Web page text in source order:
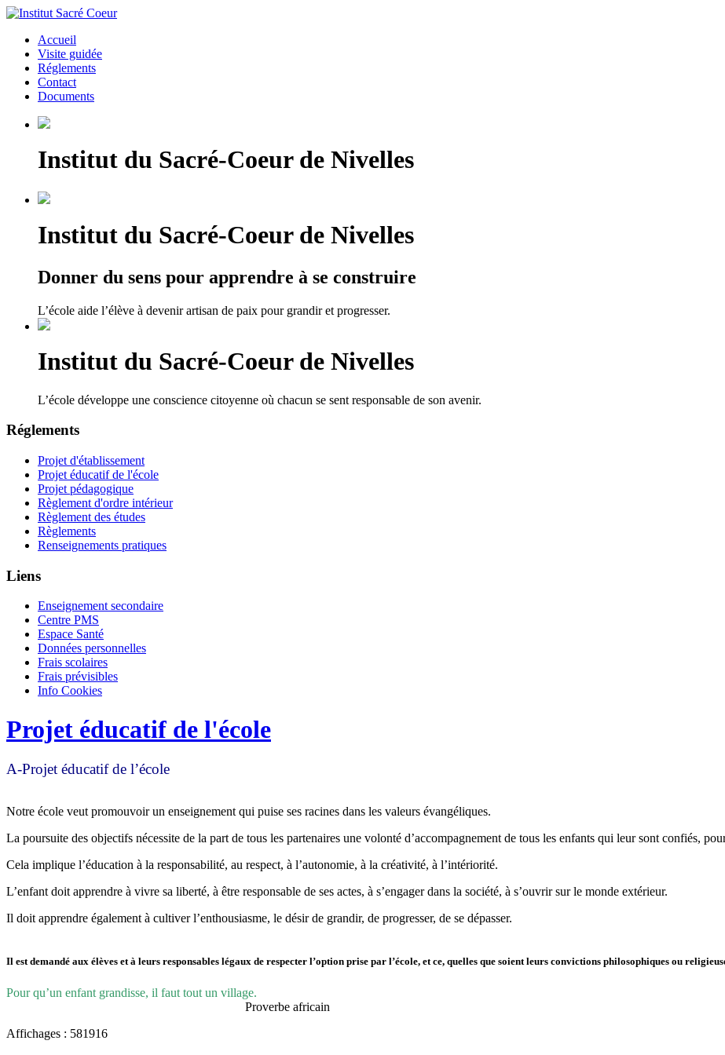
Accueil
Visite guidée
Réglements
Contact
Documents
Institut du Sacré-Coeur de Nivelles
Institut du Sacré-Coeur de Nivelles
Donner du sens pour apprendre à se construire
L’école aide l’élève à devenir artisan de paix pour grandir et progresser.
Institut du Sacré-Coeur de Nivelles
L’école développe une conscience citoyenne où chacun se sent responsable de son avenir.
Réglements
Projet d'établissement
Projet éducatif de l'école
Projet pédagogique
Règlement d'ordre intérieur
Règlement des études
Règlements
Renseignements pratiques
Liens
Enseignement secondaire
Centre PMS
Espace Santé
Données personnelles
Frais scolaires
Frais prévisibles
Info Cookies
Projet éducatif de l'école
A-Projet éducatif de l’école
Notre école veut promouvoir un enseignement qui puise ses racines dans les valeurs évangéliques.
La poursuite des objectifs nécessite de la part de tous les partenaires une volonté d’accompagnement de tous les enfants qui leur sont confiés,
Cela implique l’éducation à la responsabilité, au respect, à l’autonomie, à la créativité, à l’intériorité.
L’enfant doit apprendre à vivre sa liberté, à être responsable de ses actes, à s’engager dans la société, à s’ouvrir sur le monde extérieur.
Il doit apprendre également à cultiver l’enthousiasme, le désir de grandir, de progresser, de se dépasser.
Il est demandé aux élèves et à leurs responsables légaux de respecter l’option prise par l’école, et ce, quelles que soient leurs convictions philosophiques ou
Pour qu’un enfant grandisse, il faut tout un village.
Proverbe africain
Affichages : 581916